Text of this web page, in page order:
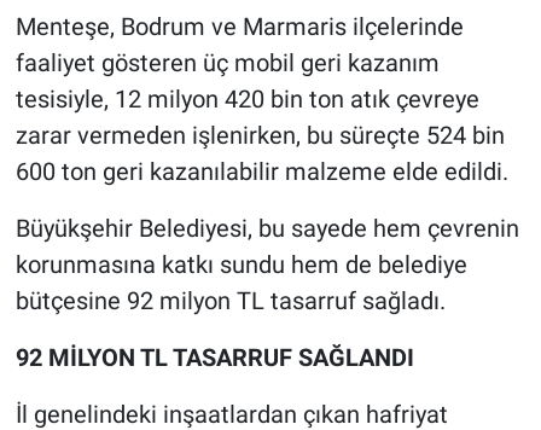
Menteşe, Bodrum ve Marmaris ilçelerinde
faaliyet gösteren üç mobil geri kazanım
tesisiyle, 12 milyon 420 bin ton atık çevreye
zarar vermeden işlenirken, bu süreçte 524 bin
600 ton geri kazanılabilir malzeme elde edildi.
Büyükşehir Belediyesi, bu sayede hem çevrenin
korunmasına katkı sundu hem de belediye
bütçesine 92 milyon TL tasarruf sağladı.
92 MİLYON TL TASARRUF SAĞLANDI
İl genelindeki inşaatlardan çıkan hafriyat